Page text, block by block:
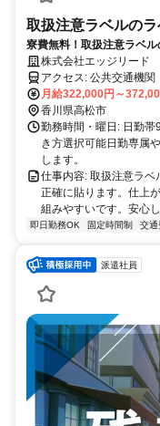
取扱注意ラベルのラ
寮費無料！取扱注意ラベ
株式会社エッジリード
アクセス: 公共交通
月給322,000円～
香川県高松市
勤務時間・曜日: 日勤
き方選択可能日勤専属
します。
仕事内容: 取扱注意ラ
正確に貼ります。仕上
組みやすいです。安心
即日勤務OK 固定時間制 交通
派遣社員